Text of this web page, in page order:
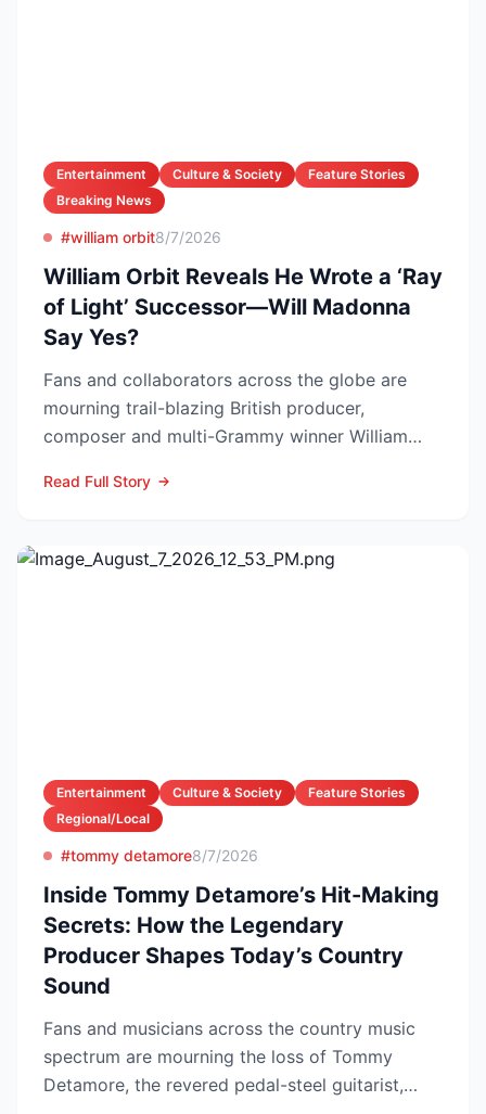
Entertainment Culture & Society
Feature Stories
Breaking News
#william orbit8/7/2026
William Orbit Reveals He Wrote a ‘Ray
of Light’ Successor—Will Madonna
Say Yes?
Fans and collaborators across the globe are
mourning trail-blazing British producer,
composer and multi-Grammy winner William
Read Full Story
Entertainment Culture & Society
Feature Stories
Regional/Local
#tommy detamore8/7/2026
Inside Tommy Detamore’s Hit-Making
Secrets: How the Legendary
Producer Shapes Today’s Country
Sound
Fans and musicians across the country music
spectrum are mourning the loss of Tommy
Detamore, the revered pedal-steel guitarist,